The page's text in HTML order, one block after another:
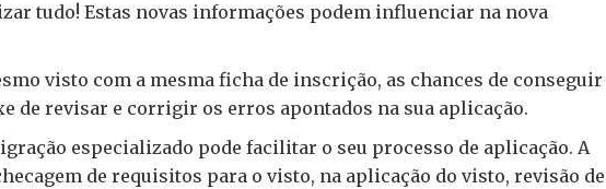
tudo! Estas novas informações podem influenciar na nova
visto com a mesma ficha de inscrição, as chances de conseguir
de revisar e corrigir os erros apontados na sua aplicação.
especializado pode facilitar o seu processo de aplicação. A
de requisitos para o visto, na aplicação do visto, revisão de